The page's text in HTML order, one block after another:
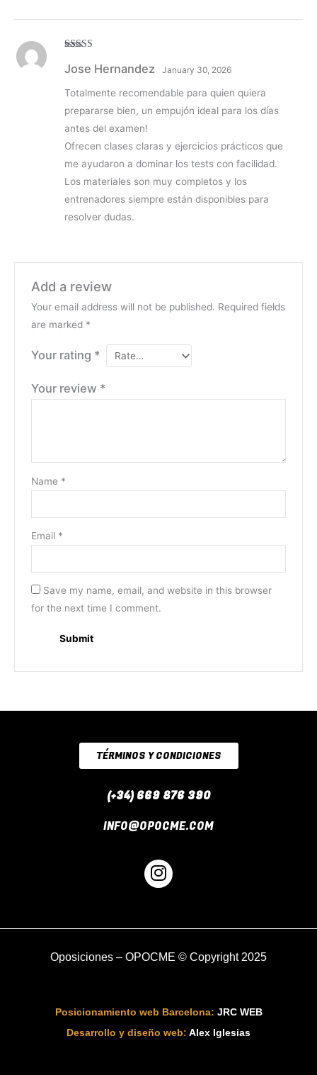
of 5
Jose Hernandez January 30, 2026
Totalmente recomendable para quien quiera
prepararse bien, un empujón ideal para los días
antes del examen!
Ofrecen clases claras y ejercicios prácticos que
me ayudaron a dominar los tests con facilidad.
Los materiales son muy completos y los
entrenadores siempre están disponibles para
resolver dudas.
Add a review
Your email address will not be published. Required fields
are marked *
Your rating *
Your review *
Name *
Email *
Save my name, email, and website in this browser
for the next time I comment.
TÉRMINOS Y CONDICIONES
(+34) 669 876 390
INFO@OPOCME.COM
I
n
g
m
Oposiciones – OPOCME © Copyright 2025
Posicionamiento web Barcelona: JRC WEB
Desarrollo y diseño web: Alex Iglesias